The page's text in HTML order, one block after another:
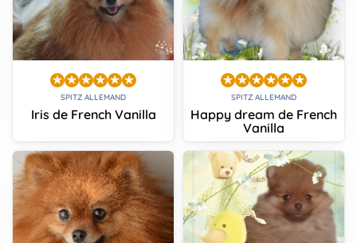
SPITZ ALLEMAND
Iris de French Vanilla
SPITZ ALLEMAND
Happy dream de French
Vanilla